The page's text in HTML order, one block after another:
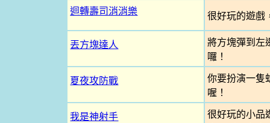
迴轉壽司消消樂 很好玩的遊戲
丟方塊達人
將方塊彈到左
囉！
夏夜攻防戰
你要扮演一隻
喔！
我是神射手
很好玩的小品